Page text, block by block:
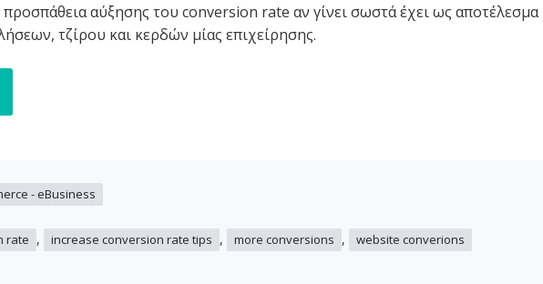
προσπάθεια αύξησης του conversion rate αν γίνει σωστά έχει ως αποτέλεσμα
τζίρου και κερδών μίας επιχείρησης.
- eBusiness
rate , increase conversion rate tips , more conversions , website converions